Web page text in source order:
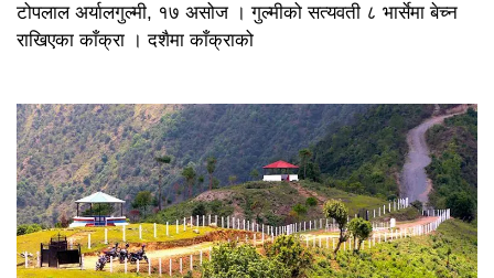
टोपलाल अर्यालगुल्मी, १७ असोज । गुल्मीको सत्यवती ८ भार्सेमा बेच्न
राखिएका काँक्रा । दशैमा काँक्राको